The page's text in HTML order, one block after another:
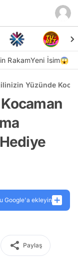
RakamYeni İsim😱
Yüzünde
Google'a ekleyin
Paylaş